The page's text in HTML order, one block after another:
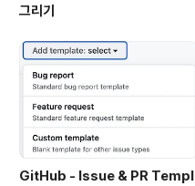
그리기
GitHub - Issue & PR Templ